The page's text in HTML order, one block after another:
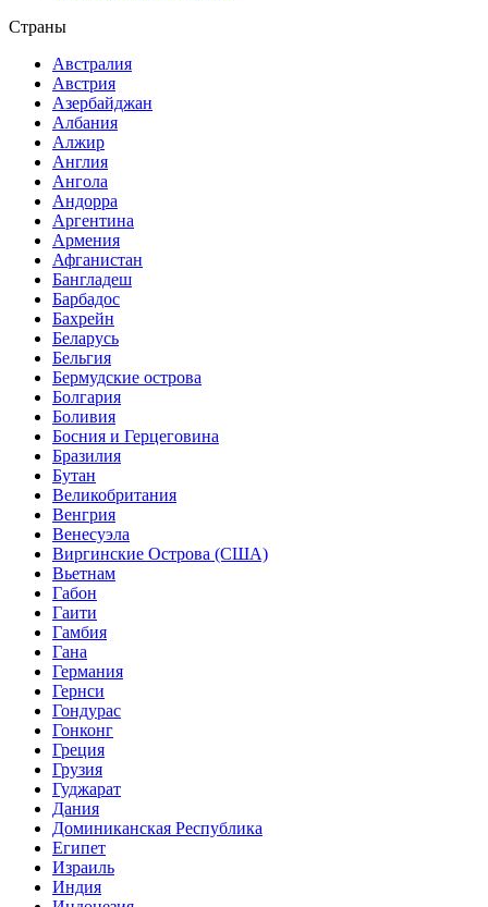
Страны
Австралия
Австрия
Азербайджан
Албания
Алжир
Англия
Ангола
Андорра
Аргентина
Армения
Афганистан
Бангладеш
Барбадос
Бахрейн
Беларусь
Бельгия
Бермудские острова
Болгария
Боливия
Босния и Герцеговина
Бразилия
Бутан
Великобритания
Венгрия
Венесуэла
Виргинские Острова (США)
Вьетнам
Габон
Гаити
Гамбия
Гана
Германия
Гернси
Гондурас
Гонконг
Греция
Грузия
Гуджарат
Дания
Доминиканская Республика
Египет
Израиль
Индия